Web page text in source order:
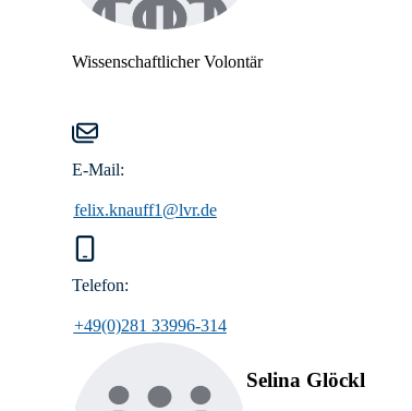
Wissenschaftlicher Volontär
E-Mail:
felix.knauff1@lvr.de
Telefon:
+49(0)281 33996-314
Selina Glöckl